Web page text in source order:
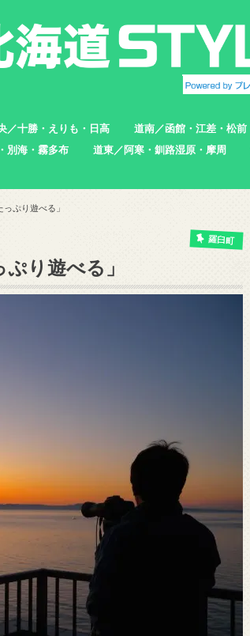
／十勝・えりも・日高
市
も町
だか町
町
道南／函館・江差・松前
函館市
北斗市
七飯町
松前町
江差町
上ノ国町
別海・霧多布 道東／阿寒・釧路湿原・摩周
ぷり遊べる」
羅臼町
り遊べる」